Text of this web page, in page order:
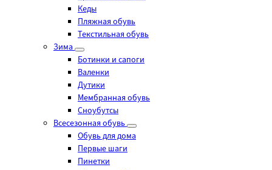
Кеды
Пляжная обувь
Текстильная обувь
Зима
Ботинки и сапоги
Валенки
Дутики
Мембранная обувь
Сноубутсы
Всесезонная обувь
Обувь для дома
Первые шаги
Пинетки